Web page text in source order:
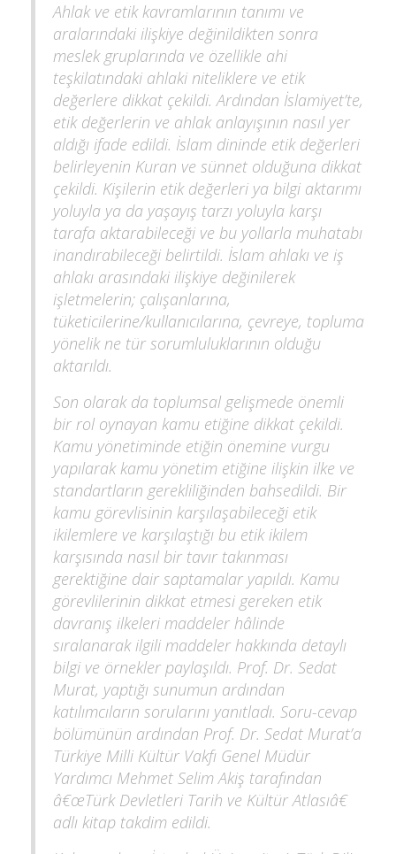
Ahlak ve etik kavramlarının tanımı ve
aralarındaki ilişkiye değinildikten sonra
meslek gruplarında ve özellikle ahi
teşkilatındaki ahlaki niteliklere ve etik
değerlere dikkat çekildi. Ardından İslamiyet’te,
etik değerlerin ve ahlak anlayışının nasıl yer
aldığı ifade edildi. İslam dininde etik değerleri
belirleyenin Kuran ve sünnet olduğuna dikkat
çekildi. Kişilerin etik değerleri ya bilgi aktarımı
yoluyla ya da yaşayış tarzı yoluyla karşı
tarafa aktarabileceği ve bu yollarla muhatabı
inandırabileceği belirtildi. İslam ahlakı ve iş
ahlakı arasındaki ilişkiye değinilerek
işletmelerin; çalışanlarına,
tüketicilerine/kullanıcılarına, çevreye, topluma
yönelik ne tür sorumluluklarının olduğu
aktarıldı.
Son olarak da toplumsal gelişmede önemli
bir rol oynayan kamu etiğine dikkat çekildi.
Kamu yönetiminde etiğin önemine vurgu
yapılarak kamu yönetim etiğine ilişkin ilke ve
standartların gerekliliğinden bahsedildi. Bir
kamu görevlisinin karşılaşabileceği etik
ikilemlere ve karşılaştığı bu etik ikilem
karşısında nasıl bir tavır takınması
gerektiğine dair saptamalar yapıldı. Kamu
görevlilerinin dikkat etmesi gereken etik
davranış ilkeleri maddeler hâlinde
sıralanarak ilgili maddeler hakkında detaylı
bilgi ve örnekler paylaşıldı. Prof. Dr. Sedat
Murat, yaptığı sunumun ardından
katılımcıların sorularını yanıtladı. Soru-cevap
bölümünün ardından Prof. Dr. Sedat Murat’a
Türkiye Milli Kültür Vakfı Genel Müdür
Yardımcı Mehmet Selim Akiş tarafından
â€œTürk Devletleri Tarih ve Kültür Atlasıâ€
adlı kitap takdim edildi.